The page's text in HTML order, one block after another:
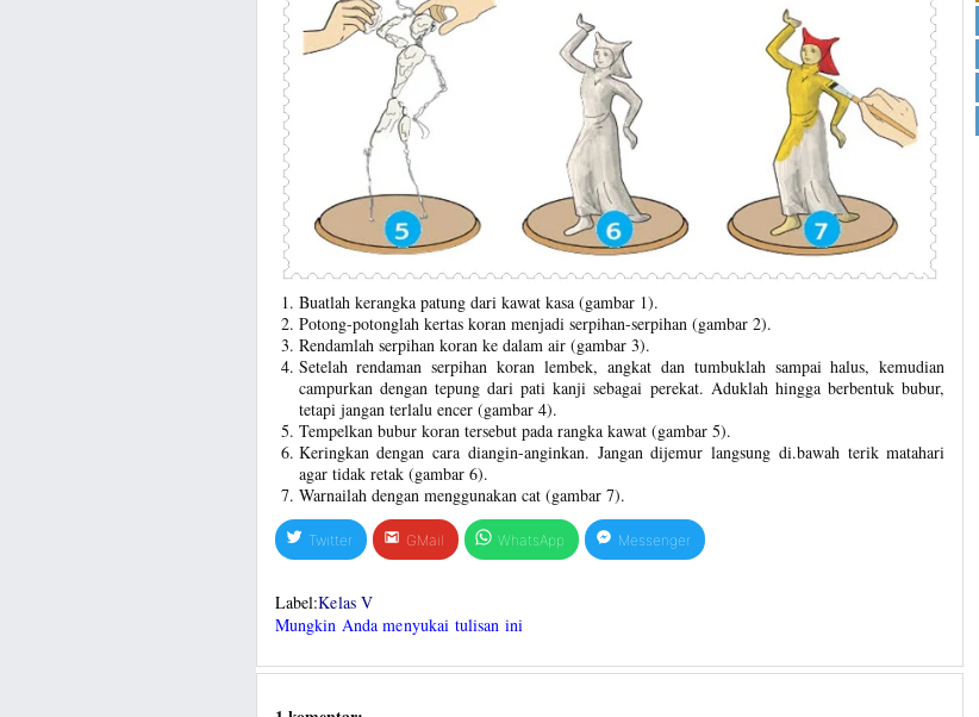
Buatlah kerangka patung dari kawat kasa (gambar 1).
Potong-potonglah kertas koran menjadi serpihan-serpihan (gambar 2).
Rendamlah serpihan koran ke dalam air (gambar 3).
Setelah rendaman serpihan koran lembek, angkat dan tumbuklah sampai halus, kemudian
campurkan dengan tepung dari pati kanji sebagai perekat. Aduklah hingga berbentuk bubur,
tetapi jangan terlalu encer (gambar 4).
Tempelkan bubur koran tersebut pada rangka kawat (gambar 5).
Keringkan dengan cara diangin-anginkan. Jangan dijemur langsung di.bawah terik matahari
agar tidak retak (gambar 6).
Warnailah dengan menggunakan cat (gambar 7).
Twitter GMail WhatsApp Messenger
Label:Kelas V
Mungkin Anda menyukai tulisan ini